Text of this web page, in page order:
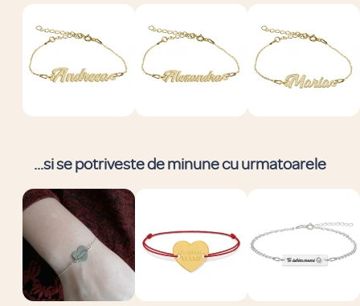
...si se potriveste de minune cu urmatoarele